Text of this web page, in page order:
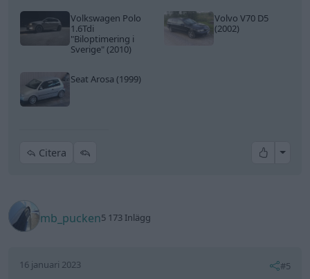
Volkswagen Polo
1.6Tdi
"Biloptimering i
Sverige"(2010)
Volvo V70 D5
(2002)
Seat Arosa (1999)
Citera All
mb_pucken5 173 Inlägg
16 januari 2023 #5